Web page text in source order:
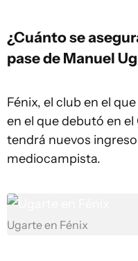
¿Cuánto se
pase de Manuel
Fénix, el club en el
en el que debutó en
tendrá nuevos
mediocampista.
Ugarte en Fénix